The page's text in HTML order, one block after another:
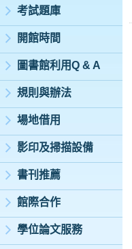
考試題庫
開館時間
圖書館利用Q & A
規則與辦法
場地借用
影印及掃描設備
書刊推薦
館際合作
學位論文服務